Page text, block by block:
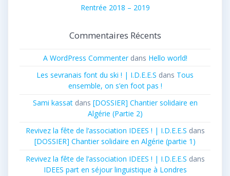
Rentrée 2018 – 2019
Commentaires Récents
A WordPress Commenterdans Hello world!
Les sevranais font du ski ! | I.D.E.E.S dans Tous
ensemble, on s’en foot pas !
Sami kassatdans [DOSSIER] Chantier solidaire en
Algérie (Partie 2)
Revivez la fête de l’association IDEES ! | I.D.E.E.S dans
[DOSSIER] Chantier solidaire en Algérie (partie 1)
Revivez la fête de l’association IDEES ! | I.D.E.E.S dans
IDEES part en séjour linguistique à Londres